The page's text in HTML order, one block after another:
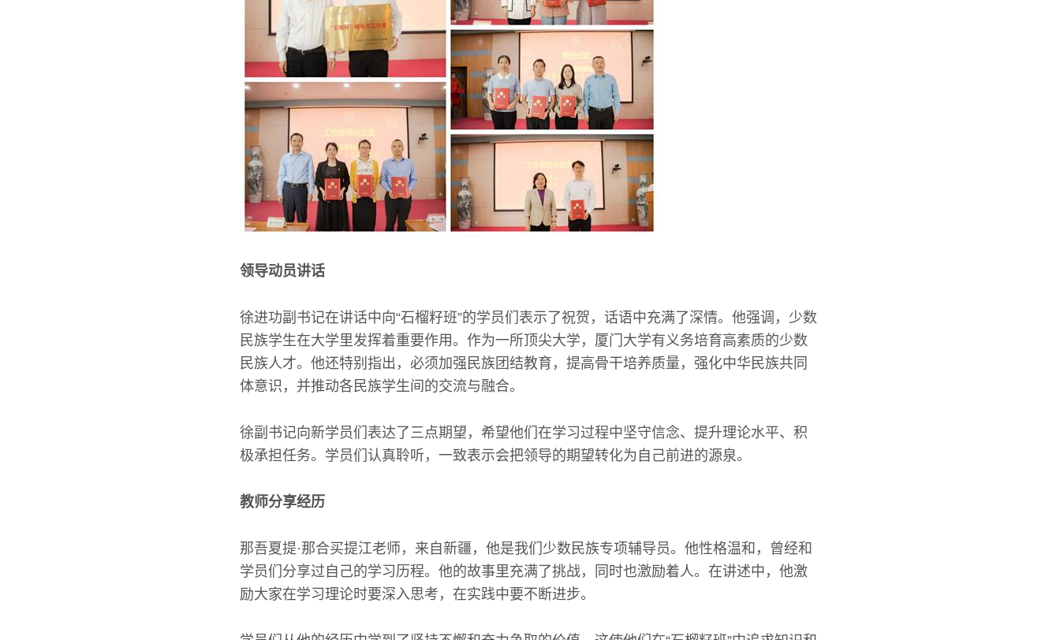
领导动员讲话
徐进功副书记在讲话中向“石榴籽班”的学员们表示了祝贺，话语中充满了深情。他强调，少数
民族学生在大学里发挥着重要作用。作为一所顶尖大学，厦门大学有义务培育高素质的少数
民族人才。他还特别指出，必须加强民族团结教育，提高骨干培养质量，强化中华民族共同
体意识，并推动各民族学生间的交流与融合。
徐副书记向新学员们表达了三点期望，希望他们在学习过程中坚守信念、提升理论水平、积
极承担任务。学员们认真聆听，一致表示会把领导的期望转化为自己前进的源泉。
教师分享经历
那吾夏提·那合买提江老师，来自新疆，他是我们少数民族专项辅导员。他性格温和，曾经和
学员们分享过自己的学习历程。他的故事里充满了挑战，同时也激励着人。在讲述中，他激
励大家在学习理论时要深入思考，在实践中要不断进步。